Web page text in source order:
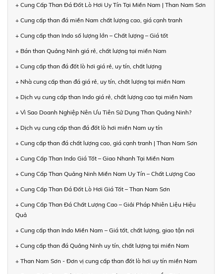
+ Cung Cấp Than Đá Đốt Lò Hơi Uy Tín Tại Miền Nam | Than Nam Sơn
+ Cung cấp than đá miền Nam chất lượng cao, giá cạnh tranh
+ Cung cấp than Indo số lượng lớn – Chất lượng – Giá tốt
+ Bán than Quảng Ninh giá rẻ, chất lượng tại miền Nam
+ Cung cấp than đá đốt lò hơi giá rẻ, uy tín, chất lượng
+ Nhà cung cấp than đá giá rẻ, uy tín, chất lượng tại miền Nam
+ Dịch vụ cung cấp than Indo giá rẻ, chất lượng cao tại miền Nam
+ Vì Sao Doanh Nghiệp Nên Ưu Tiên Sử Dụng Than Quảng Ninh?
+ Dịch vụ cung cấp than đá đốt lò hơi miền Nam uy tín
+ Cung cấp than đá chất lượng cao, giá cạnh tranh | Than Nam Sơn
+ Cung Cấp Than Indo Giá Tốt – Giao Nhanh Tại Miền Nam
+ Cung Cấp Than Quảng Ninh Miền Nam Uy Tín – Chất Lượng Cao
+ Cung Cấp Than Đá Đốt Lò Hơi Giá Tốt – Than Nam Sơn
+ Cung Cấp Than Đá Chất Lượng Cao – Giải Pháp Nhiên Liệu Hiệu
Quả
+ Cung cấp than Indo Miền Nam – Giá tốt, chất lượng, giao tận nơi
+ Cung cấp than đá Quảng Ninh uy tín, chất lượng tại miền Nam
+ Than Nam Sơn - Đơn vị cung cấp than đốt lò hơi uy tín miền Nam